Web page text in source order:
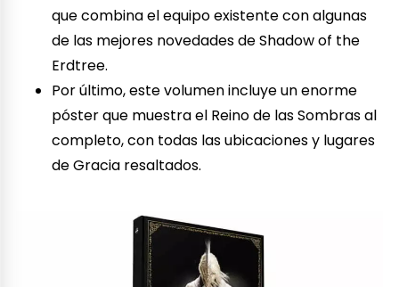
que combina el equipo existente con algunas
de las mejores novedades de Shadow of the
Erdtree.
Por último, este volumen incluye un enorme
póster que muestra el Reino de las Sombras al
completo, con todas las ubicaciones y lugares
de Gracia resaltados.